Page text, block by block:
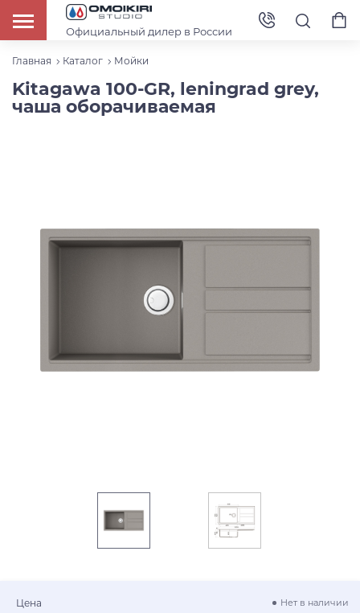
Официальный дилер в России
Главная Каталог Мойки
Kitagawa 100-GR, leningrad grey,
чаша оборачиваемая
Цена Нет в наличии